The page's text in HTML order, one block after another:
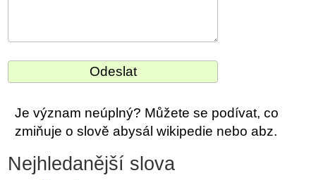
Je význam neúplný? Můžete se podívat, co
zmiňuje o slově abysál wikipedie nebo abz.
Nejhledanější slova